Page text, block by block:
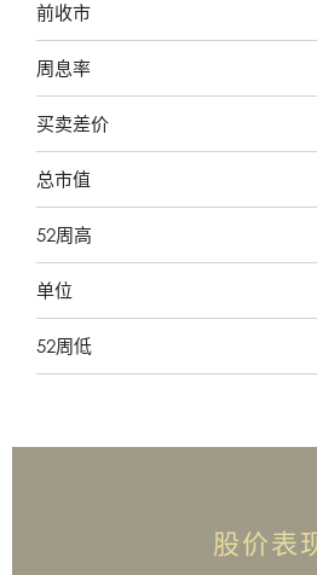
前收市
周息率
买卖差价
总市值
52周高
单位
52周低
股价表